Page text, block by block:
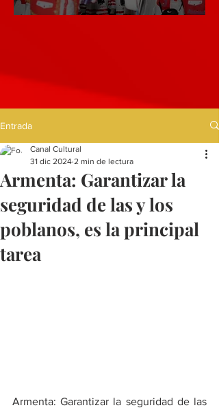
Entrada
Armenta: Garantizar la
seguridad de las y los
poblanos, es la principal
tarea
Canal Cultural
31 dic 2024 2 min de lectura
Armenta: Garantizar la seguridad de las